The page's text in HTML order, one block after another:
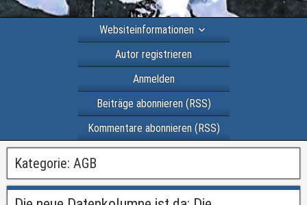
Websiteinformationen
Autor registrieren
Anmelden
Beiträge abonnieren (RSS)
Kommentare abonnieren (RSS)
Kategorie: AGB